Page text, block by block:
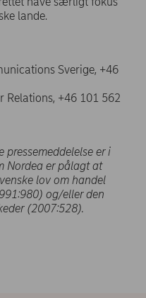
lande.
Sverige, +46
Relations, +46 101 562
er i
Nordea er pålagt at
lov om handel
og/eller den
(2007:528).